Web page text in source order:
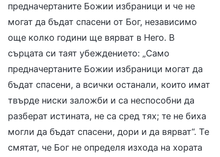
предначертаните Божии избраници и че не
могат да бъдат спасени от Бог, независимо
още колко години ще вярват в Него. В
сърцата си таят убеждението: „Само
предначертаните Божии избраници могат да
бъдат спасени, а всички останали, които имат
твърде ниски заложби и са неспособни да
разберат истината, не са сред тях; те не биха
могли да бъдат спасени, дори и да вярват“. Те
смятат, че Бог не определя изхода на хората